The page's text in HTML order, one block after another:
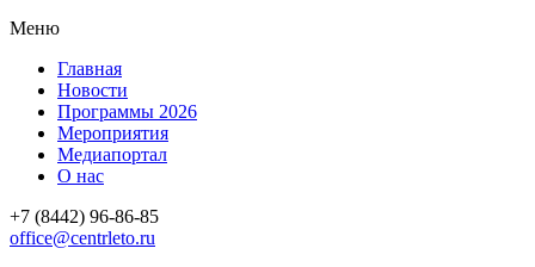
Меню
Главная
Новости
Программы 2026
Мероприятия
Медиапортал
О нас
+7 (8442) 96-86-85
office@centrleto.ru